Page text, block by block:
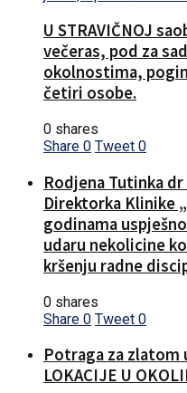
U STRAVIČNOJ
večeras, pod za
okolnostima,
četiri osobe.
0 shares
Share 0 Tweet 0
Rodjena Tutinka
Direktorka Klinike
godinama
udaru nekolicine
kršenju radne
0 shares
Share 0 Tweet 0
Potraga za zlatom
LOKACIJE U